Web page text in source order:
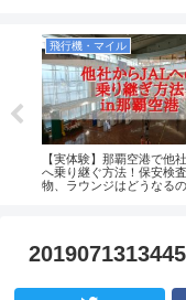
飛行機・マイル
【実体験】那覇空港で他
へ乗り継ぐ方法！保安検
物、ラウンジはどうなるの